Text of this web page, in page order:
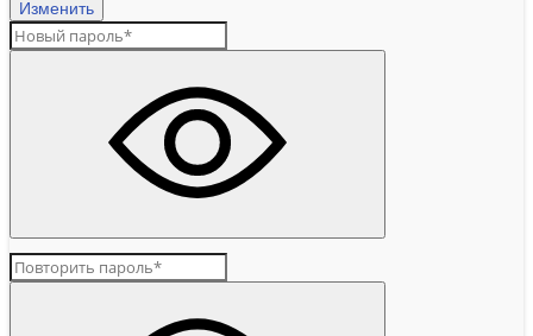
Изменить